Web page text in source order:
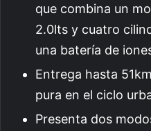
que combina un
2.0lts y cuatro
una batería de
Entrega hasta
pura en el ciclo
Presenta dos